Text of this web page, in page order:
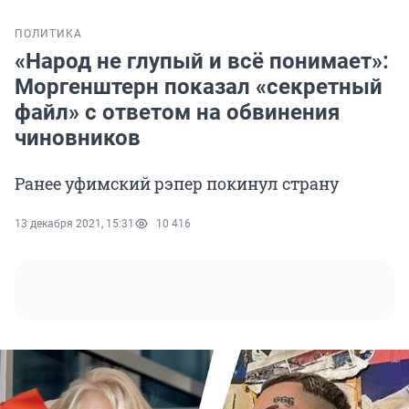
ПОЛИТИКА
«Народ не глупый и всё понимает»:
Моргенштерн показал «секретный
файл» с ответом на обвинения
чиновников
Ранее уфимский рэпер покинул страну
13 декабря 2021, 15:31 10 416